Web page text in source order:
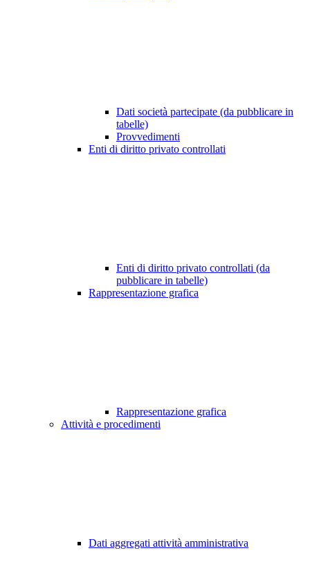
Dati società partecipate (da pubblicare in
tabelle)
Provvedimenti
Enti di diritto privato controllati
Enti di diritto privato controllati (da
pubblicare in tabelle)
Rappresentazione grafica
Rappresentazione grafica
Attività e procedimenti
Dati aggregati attività amministrativa